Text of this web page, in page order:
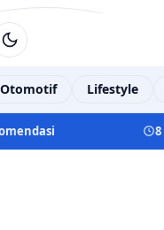
Otomotif Lifestyle